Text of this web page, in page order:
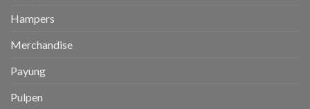
Hampers
Merchandise
Payung
Pulpen